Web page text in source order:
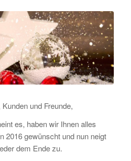
und Freunde,
es, haben wir Ihnen alles
2016 gewünscht und nun neigt
dem Ende zu.